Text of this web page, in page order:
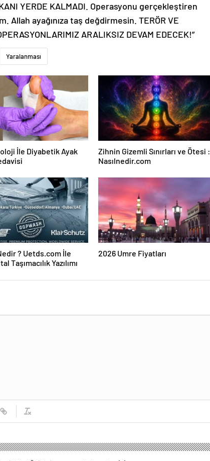
YERDE KALMADI. Operasyonu gerçekleştiren
Allah ayağınıza taş değdirmesin. TERÖR VE
ARALIKSIZ DEVAM EDECEK!”
Yaralanması
İle Diyabetik Ayak
Zihnin Gizemli Sınırları ve Ötesi :
Nasılnedir.com
? Uetds.com İle
Taşımacılık Yazılımı
2026 Umre Fiyatları